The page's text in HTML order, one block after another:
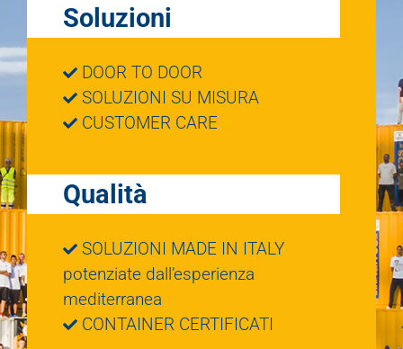
Soluzioni
DOOR TO DOOR
SOLUZIONI SU MISURA
CUSTOMER CARE
Qualità
SOLUZIONI MADE IN ITALY
potenziate dall’esperienza
mediterranea
CONTAINER CERTIFICATI